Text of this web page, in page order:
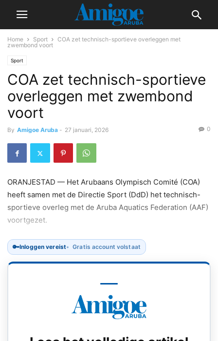
Home Sport
COA zet technisch-sportieve overleggen met
zwembond voort
Sport
COA zet technisch-sportieve
overleggen met zwembond
voort
By Amigoe Aruba - 27 januari, 2026 0
ORANJESTAD — Het Arubaans Olympisch Comité (COA)
heeft samen met de Directie Sport (DdD) het technisch-
sportieve overleg met de Aruba Aquatics Federation (AAF)
voortgezet.
🔑Inloggen vereist Gratis account volstaat